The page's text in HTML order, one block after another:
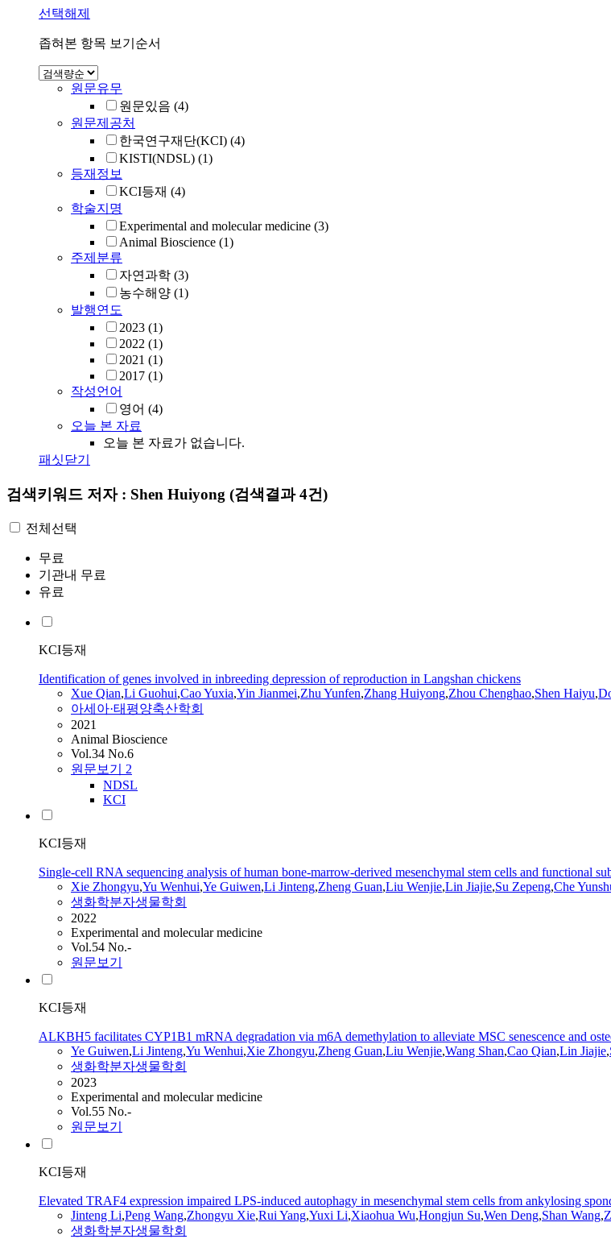
선택해제
좁혀본 항목 보기순서
원문유무
원문있음 (4)
원문제공처
한국연구재단(KCI) (4)
KISTI(NDSL) (1)
등재정보
KCI등재 (4)
학술지명
Experimental and molecular medicine (3)
Animal Bioscience (1)
주제분류
자연과학 (3)
농수해양 (1)
발행연도
2023 (1)
2022 (1)
2021 (1)
2017 (1)
작성언어
영어 (4)
오늘 본 자료
오늘 본 자료가 없습니다.
패싯닫기
검색키워드 저자 : Shen Huiyong (검색결과 4건)
전체선택
무료
기관내 무료
유료
KCI등재
Identification of genes involved in inbreeding depression of reproduction in Langshan chickens
Xue Qian,Li Guohui,Cao Yuxia,Yin Jianmei,Zhu Yunfen,Zhang Huiyong,Zhou Chenghao,Shen Haiyu,
아세아·태평양축산학회
2021
Animal Bioscience
Vol.34 No.6
원문보기 2
NDSL
KCI
KCI등재
Single-cell RNA sequencing analysis of human bone-marrow-derived mesenchymal stem cells and functional
Xie Zhongyu,Yu Wenhui,Ye Guiwen,Li Jinteng,Zheng Guan,Liu Wenjie,Lin Jiajie,Su Zepeng,Che
생화학분자생물학회
2022
Experimental and molecular medicine
Vol.54 No.-
원문보기
KCI등재
ALKBH5 facilitates CYP1B1 mRNA degradation via m6A demethylation to alleviate MSC senescence and
Ye Guiwen,Li Jinteng,Yu Wenhui,Xie Zhongyu,Zheng Guan,Liu Wenjie,Wang Shan,Cao Qian,Lin Jiajie,
생화학분자생물학회
2023
Experimental and molecular medicine
Vol.55 No.-
원문보기
KCI등재
Elevated TRAF4 expression impaired LPS-induced autophagy in mesenchymal stem cells from ankylosing
Jinteng Li,Peng Wang,Zhongyu Xie,Rui Yang,Yuxi Li,Xiaohua Wu,Hongjun Su,Wen Deng,Shan Wang,
생화학분자생물학회